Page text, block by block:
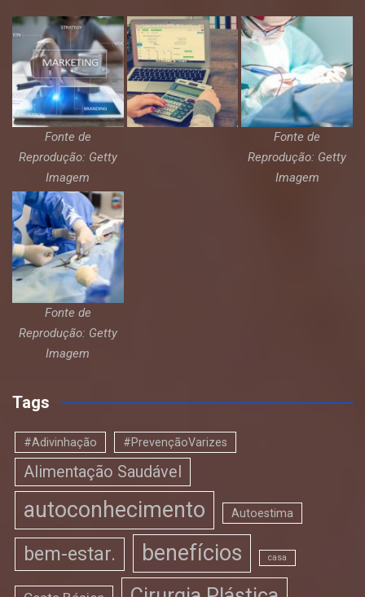
Fonte de
Reprodução: Getty
Imagem
Fonte de
Reprodução: Getty
Imagem
Fonte de
Reprodução: Getty
Imagem
Tags
#Adivinhação #PrevençãoVarizes
Alimentação Saudável
autoconhecimento Autoestima
bem-estar. benefícios casa